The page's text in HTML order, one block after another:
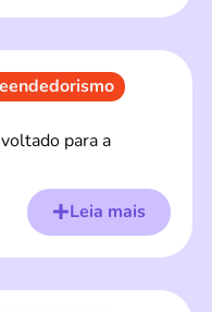
para a
Leia mais